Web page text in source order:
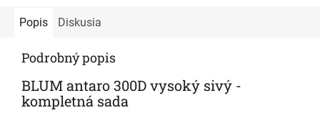
Popis Diskusia
Podrobný popis
BLUM antaro 300D vysoký sivý -
kompletná sada